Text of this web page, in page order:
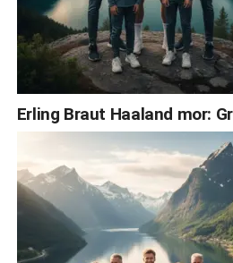
Erling Braut Haaland mor: